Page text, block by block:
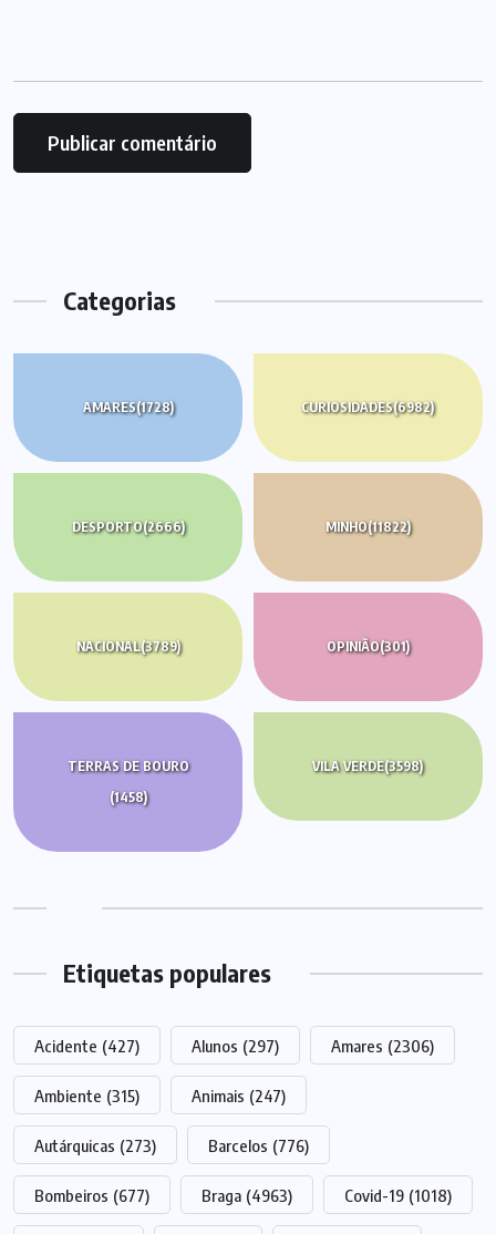
Categorias
AMARES(1728) CURIOSIDADES(6982)
DESPORTO(2666) MINHO(11822)
NACIONAL(3789) OPINIÃO(301)
TERRAS DE BOURO
(1458)
VILA VERDE(3598)
Etiquetas populares
Acidente (427) Alunos (297) Amares (2306)
Ambiente (315) Animais (247)
Autárquicas (273) Barcelos (776)
Bombeiros (677) Braga (4963) Covid-19 (1018)